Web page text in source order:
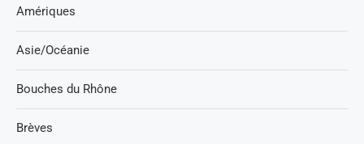
Amériques
Asie/Océanie
Bouches du Rhône
Brèves